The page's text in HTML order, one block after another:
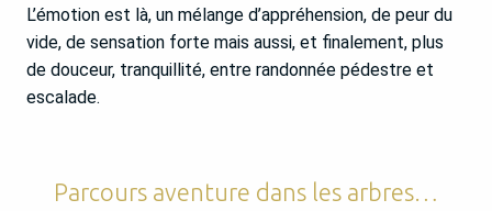
L’émotion est là, un mélange d’appréhension, de peur du
vide, de sensation forte mais aussi, et finalement, plus
de douceur, tranquillité, entre randonnée pédestre et
escalade.
Parcours aventure dans les arbres…